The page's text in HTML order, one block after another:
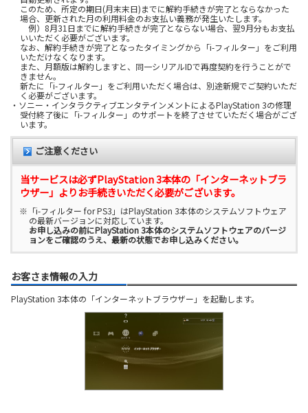
このため、所定の期日(月末末日)までに解約手続きが完了とならなかった
場合、更新された月の利用料金のお支払い義務が発生いたします。
例）8月31日までに解約手続きが完了とならない場合、翌9月分もお支払
いいただく必要がございます。
なお、解約手続きが完了となったタイミングから「i-フィルター」をご利用
いただけなくなります。
また、月額版は解約しますと、同一シリアルIDで再度契約を行うことがで
きません。
新たに「i-フィルター」をご利用いただく場合は、別途新規でご契約いただ
く必要がございます。
・ソニー・インタラクティブエンタテインメントによるPlayStation 3の修理
受付終了後に「i-フィルター」のサポートを終了させていただく場合がござ
います。
ご注意ください
当サービスは必ずPlayStation 3本体の「インターネットブラ
ウザー」よりお手続きいただく必要がございます。
※「i-フィルター for PS3」はPlayStation 3本体のシステムソフトウェア
の最新バージョンに対応しています。
お申し込みの前にPlayStation 3本体のシステムソフトウェアのバージ
ョンをご確認のうえ、最新の状態でお申し込みください。
お客さま情報の入力
PlayStation 3本体の「インターネットブラウザー」を起動します。